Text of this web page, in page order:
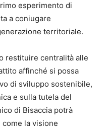
esperimento di
a coniugare
territoriale.
restituire centralità alle
affinché si possa
di sviluppo sostenibile,
e sulla tutela del
di Bisaccia potrà
la visione